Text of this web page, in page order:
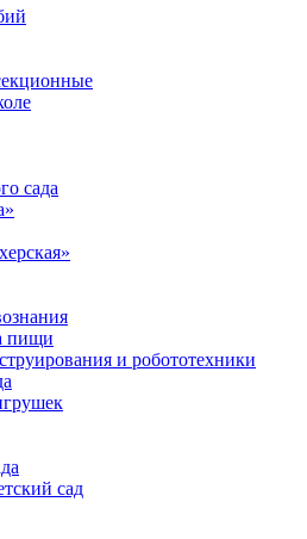
сада
пищи
и робототехники
сад